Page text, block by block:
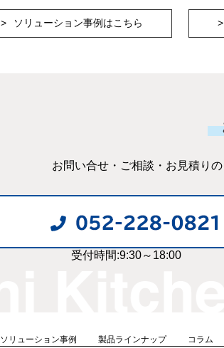
ソリューション事例はこちら
お問い合せ・ご相談・お見積り
受付時間:9:30～18:00
ソリューション事例 製品ラインナップ コラム